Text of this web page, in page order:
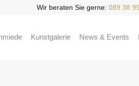
Wir beraten Sie gerne: 089 38
Kunstgalerie News & Events